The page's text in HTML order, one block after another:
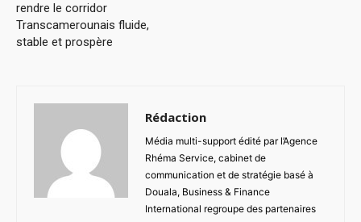
rendre le corridor
Transcamerounais fluide,
stable et prospère
Rédaction
Média multi-support édité par l’Agence
Rhéma Service, cabinet de
communication et de stratégie basé à
Douala, Business & Finance
International regroupe des partenaires